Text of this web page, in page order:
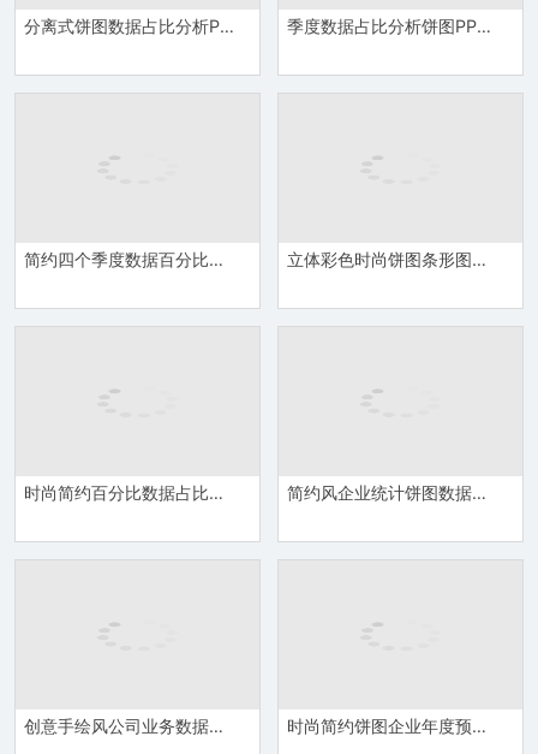
分离式饼图数据占比分析PPT图表模板 季度数据占比分析饼图PPT图表模板
简约四个季度数据百分比饼图PPT图表模板 立体彩色时尚饼图条形图组合PPT图表模板
时尚简约百分比数据占比统计饼图PPT图表模板 简约风企业统计饼图数据百分比PPT图表模板
创意手绘风公司业务数据统计饼图PPT图表模板 时尚简约饼图企业年度预算数据分析PPT图表模板